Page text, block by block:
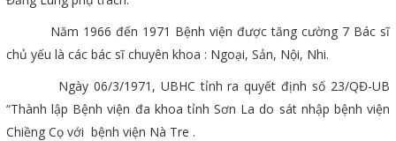
Năm 1966 đến 1971 Bệnh viện được tăng cường 7 Bác sĩ
chủ yếu là các bác sĩ chuyên khoa : Ngoại, Sản, Nội, Nhi.
Ngày 06/3/1971, UBHC tỉnh ra quyết định số 23/QĐ-UB
“Thành lập Bệnh viện đa khoa tỉnh Sơn La do sát nhập bệnh viện
Chiềng Cọ với bệnh viện Nà Tre .